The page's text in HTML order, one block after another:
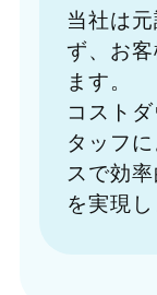
当社は
ず、お
ます。
コスト
タッフ
スで効
を実現し